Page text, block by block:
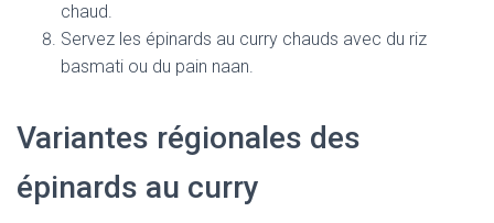
chaud.
Servez les épinards au curry chauds avec du riz
basmati ou du pain naan.
Variantes régionales des
épinards au curry